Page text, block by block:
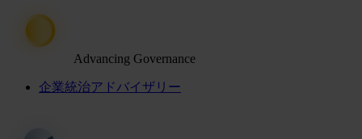
Advancing Governance
企業統治アドバイザリー